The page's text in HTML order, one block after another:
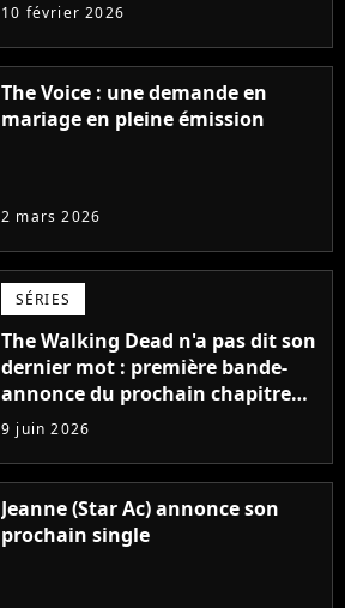
10 février 2026
The Voice : une demande en
mariage en pleine émission
2 mars 2026
SÉRIES
The Walking Dead n'a pas dit son
dernier mot : première bande-
annonce du prochain chapitre
avec un retour choc
9 juin 2026
Jeanne (Star Ac) annonce son
prochain single